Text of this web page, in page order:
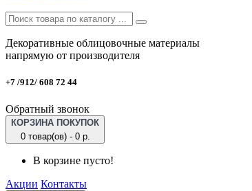
Декоративные облицовочные материалы
напрямую от производителя
+7 /912/ 608 72 44
Обратный звонок
КОРЗИНА ПОКУПОК
0 товар(ов) - 0 р.
В корзине пусто!
Акции Контакты